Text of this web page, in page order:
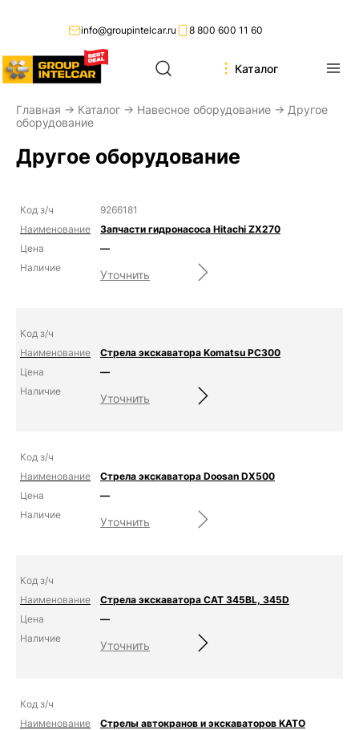
8 800 600 11 60
info@groupintelcar.ru
Каталог
Главная → Каталог → Навесное оборудование → Другое
оборудование
Другое оборудование
9266181
Запчасти гидронасоса Hitachi ZX270
—
Уточнить
Стрела экскаватора Komatsu PC300
—
Уточнить
Стрела экскаватора Doosan DX500
—
Уточнить
Стрела экскаватора CAT 345BL, 345D
—
Уточнить
Стрелы автокранов и экскаваторов KATO